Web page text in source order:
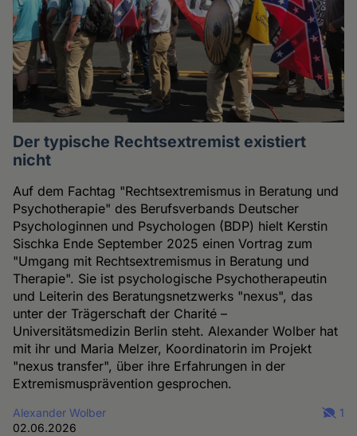
Der typische Rechtsextremist existiert
nicht
Auf dem Fachtag "Rechtsextremismus in Beratung und
Psychotherapie" des Berufsverbands Deutscher
Psychologinnen und Psychologen (BDP) hielt Kerstin
Sischka Ende September 2025 einen Vortrag zum
"Umgang mit Rechtsextremismus in Beratung und
Therapie". Sie ist psychologische Psychotherapeutin
und Leiterin des Beratungsnetzwerks "nexus", das
unter der Trägerschaft der Charité –
Universitätsmedizin Berlin steht. Alexander Wolber hat
mit ihr und Maria Melzer, Koordinatorin im Projekt
"nexus transfer", über ihre Erfahrungen in der
Extremismusprävention gesprochen.
Alexander Wolber
02.06.2026
1